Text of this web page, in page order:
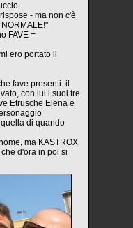
- ma non c'è
FAVE =
ero portato il
fave presenti: il
con lui i suoi tre
Etrusche Elena e
di quando
ma KASTROX
d'ora in poi si